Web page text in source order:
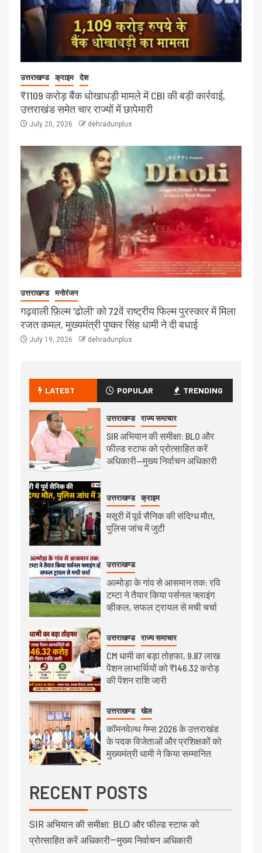
उत्तराखण्ड क्राइम देश
₹1109 करोड़ बैंक धोखाधड़ी मामले में CBI की बड़ी कार्रवाई,
उत्तराखंड समेत चार राज्यों में छापेमारी
July 20, 2026 dehradunplus
उत्तराखण्ड मनोरंजन
गढ़वाली फ़िल्म ‘ढोली’ को 72वें राष्ट्रीय फिल्म पुरस्कार में मिला
रजत कमल, मुख्यमंत्री पुष्कर सिंह धामी ने दी बधाई
July 19, 2026 dehradunplus
LATEST POPULAR TRENDING
उत्तराखण्ड राज्य समाचार
SIR अभियान की समीक्षा: BLO और
फील्ड स्टाफ को प्रोत्साहित करें
अधिकारी—मुख्य निर्वाचन अधिकारी
उत्तराखण्ड क्राइम
मसूरी में पूर्व सैनिक की संदिग्ध मौत,
पुलिस जांच में जुटी
उत्तराखण्ड
अल्मोड़ा के गांव से आसमान तक: रवि
टम्टा ने तैयार किया पर्सनल फ्लाइंग
व्हीकल, सफल ट्रायल से मची चर्चा
उत्तराखण्ड राज्य समाचार
CM धामी का बड़ा तोहफा, 9.87 लाख
पेंशन लाभार्थियों को ₹146.32 करोड़
की पेंशन राशि जारी
उत्तराखण्ड खेल
कॉमनवेल्थ गेम्स 2026 के उत्तराखंड
के पदक विजेताओं और प्रशिक्षकों को
मुख्यमंत्री धामी ने किया सम्मानित
RECENT POSTS
SIR अभियान की समीक्षा: BLO और फील्ड स्टाफ को
प्रोत्साहित करें अधिकारी—मुख्य निर्वाचन अधिकारी